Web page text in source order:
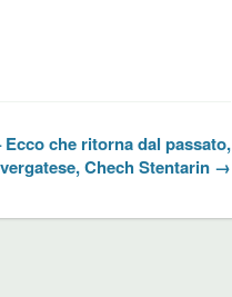
che ritorna dal passato,
Chech Stentarin →